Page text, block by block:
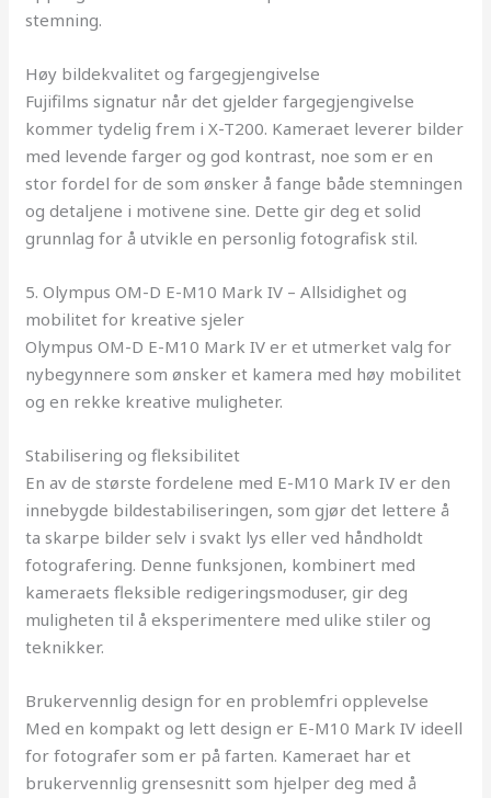
stemning.
Høy bildekvalitet og fargegjengivelse
Fujifilms signatur når det gjelder fargegjengivelse
kommer tydelig frem i X-T200. Kameraet leverer bilder
med levende farger og god kontrast, noe som er en
stor fordel for de som ønsker å fange både stemningen
og detaljene i motivene sine. Dette gir deg et solid
grunnlag for å utvikle en personlig fotografisk stil.
5. Olympus OM-D E-M10 Mark IV – Allsidighet og
mobilitet for kreative sjeler
Olympus OM-D E-M10 Mark IV er et utmerket valg for
nybegynnere som ønsker et kamera med høy mobilitet
og en rekke kreative muligheter.
Stabilisering og fleksibilitet
En av de største fordelene med E-M10 Mark IV er den
innebygde bildestabiliseringen, som gjør det lettere å
ta skarpe bilder selv i svakt lys eller ved håndholdt
fotografering. Denne funksjonen, kombinert med
kameraets fleksible redigeringsmoduser, gir deg
muligheten til å eksperimentere med ulike stiler og
teknikker.
Brukervennlig design for en problemfri opplevelse
Med en kompakt og lett design er E-M10 Mark IV ideell
for fotografer som er på farten. Kameraet har et
brukervennlig grensesnitt som hjelper deg med å